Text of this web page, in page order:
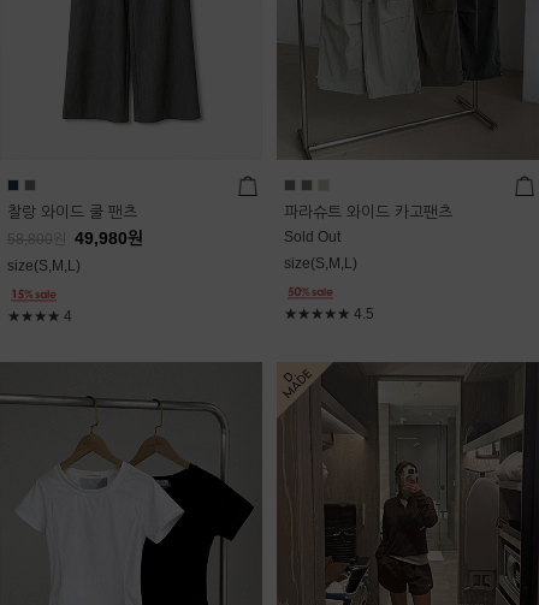
찰랑 와이드 쿨 팬츠
58,800 49,980원
size(S,M,L)
★★★★ 4
파라슈트 와이드 카고팬츠
Sold Out
size(S,M,L)
★★★★★ 4.5